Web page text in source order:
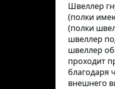
Швеллер
(полки
(полки
швеллер
швеллер
проходит
благодаря
внешнего